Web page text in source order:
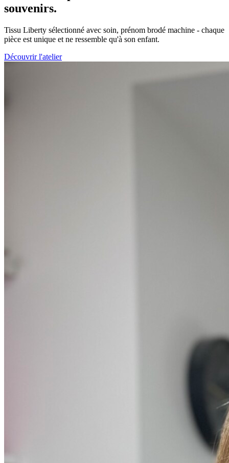
souvenirs.
Tissu Liberty sélectionné avec soin, prénom brodé machine - chaque
pièce est unique et ne ressemble qu'à son enfant.
Découvrir l'atelier